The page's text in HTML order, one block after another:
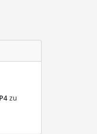
zu